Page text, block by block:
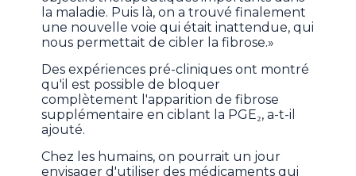
la maladie. Puis là, on a trouvé finalement
une nouvelle voie qui était inattendue, qui
nous permettait de cibler la fibrose.»
Des expériences pré-cliniques ont montré
qu'il est possible de bloquer
complètement l'apparition de fibrose
supplémentaire en ciblant la PGE₂, a-t-il
ajouté.
Chez les humains, on pourrait un jour
envisager d'utiliser des médicaments qui